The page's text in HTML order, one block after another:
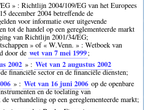
» : Richtlijn 2004/109/EG van het Europees
december 2004 betreffende de
voor informatie over uitgevende
tot de handel op een gereglementeerde markt
van Richtlijn 2001/34/EG;
» of « W.Venn. » : Wetboek van
door de wet van 7 mei 1999;
2002 » : Wet van 2 augustus 2002
financiële sector en de financiële diensten;
» : Wet van 16 juni 2006 op de openbare
en de toelating van
verhandeling op een gereglementeerde markt;